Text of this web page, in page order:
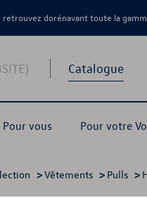
dorénavant toute la
Catalogue
Pour vous Pour votre
>Vêtements > Pulls >